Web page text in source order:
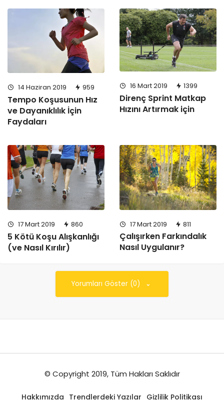
14 Haziran 2019 959
Tempo Koşusunun Hız
ve Dayanıklılık İçin
Faydaları
16 Mart 2019 1399
Direnç Sprint Matkap
Hızını Artırmak için
17 Mart 2019 860
5 Kötü Koşu Alışkanlığı
(ve Nasıl Kırılır)
17 Mart 2019 811
Çalışırken Farkındalık
Nasıl Uygulanır?
Yorumları Göster (0)
© Copyright 2019, Tüm Hakları Saklıdır
Hakkımızda Trendlerdeki Yazılar Gizlilik Politikası